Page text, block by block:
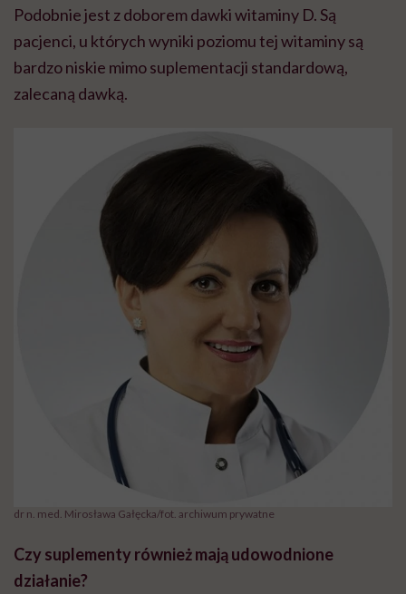
Podobnie jest z doborem dawki witaminy D. Są
pacjenci, u których wyniki poziomu tej witaminy są
bardzo niskie mimo suplementacji standardową,
zalecaną dawką.
dr n. med. Mirosława Gałęcka/fot. archiwum prywatne
Czy suplementy również mają udowodnione
działanie?